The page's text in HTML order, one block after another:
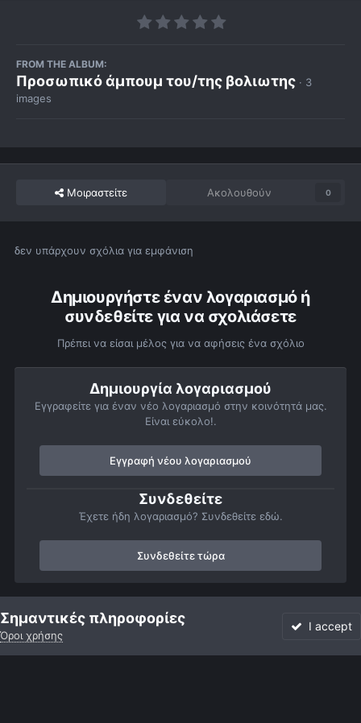
FROM THE ALBUM:
Προσωπικό άμπουμ του/της βολιωτης · 3
images
Μοιραστείτε Ακολουθούν 0
δεν υπάρχουν σχόλια για εμφάνιση
Δημιουργήστε έναν λογαριασμό ή
συνδεθείτε για να σχολιάσετε
Πρέπει να είσαι μέλος για να αφήσεις ένα σχόλιο
Δημιουργία λογαριασμού
Εγγραφείτε για έναν νέο λογαριασμό στην κοινότητά μας.
Είναι εύκολο!.
Εγγραφή νέου λογαριασμού
Συνδεθείτε
Έχετε ήδη λογαριασμό? Συνδεθείτε εδώ.
Συνδεθείτε τώρα
Αρχή Αστροφωτογραφίες Member Albums
Σημαντικές πληροφορίες
Όροι χρήσης
I accept
Forum